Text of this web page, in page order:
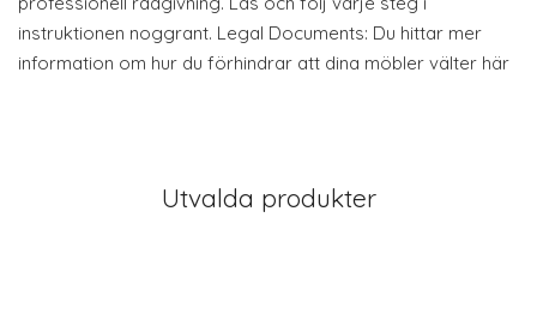
instruktionen noggrant. Legal Documents: Du hittar mer
information om hur du förhindrar att dina möbler välter här
Utvalda produkter